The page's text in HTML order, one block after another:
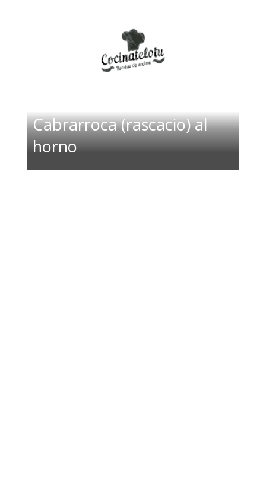
Cabrarroca (rascacio) al
horno